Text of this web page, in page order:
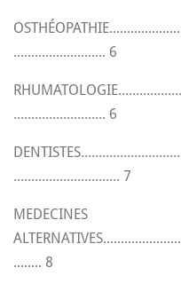
.......................... 6
.......................... 6
.............................. 7
MEDECINES
........ 8